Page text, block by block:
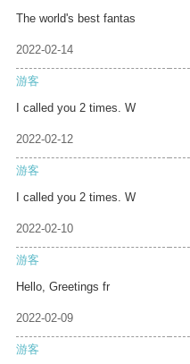
The world's best fantas
2022-02-14
游客
I called you 2 times. W
2022-02-12
游客
I called you 2 times. W
2022-02-10
游客
Hello, Greetings fr
2022-02-09
游客